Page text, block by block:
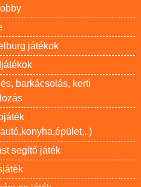
játékok
barkácsolás, kerti
segítő játék